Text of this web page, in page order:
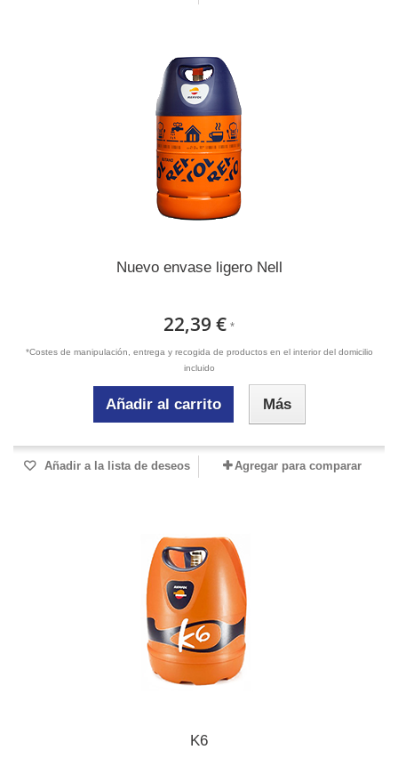
Nuevo envase ligero Nell
22,39 € *
*Costes de manipulación, entrega y recogida de productos en el interior del domicilio
incluido
Añadir al carrito Más
Añadir a la lista de deseos Agregar para comparar
K6